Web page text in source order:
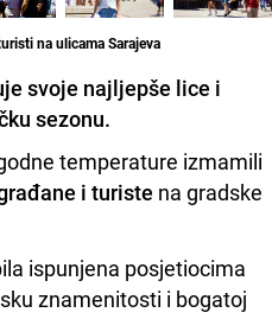
na ulicama Sarajeva
svoje najljepše lice i
sezonu.
temperature izmamili
i turiste na gradske
ispunjena posjetiocima
znamenitosti i bogatoj